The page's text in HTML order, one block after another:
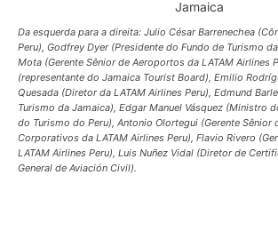
Da esquerda para a direita: Julio César Barrenechea
Peru), Godfrey Dyer (Presidente do Fundo de Turismo
Mota (Gerente Sênior de Aeroportos da LATAM Airlines
(representante do Jamaica Tourist Board), Emilio
Quesada (Diretor da LATAM Airlines Peru), Edmund
Turismo da Jamaica), Edgar Manuel Vásquez (Ministro
do Turismo do Peru), Antonio Olortegui (Gerente Sênior
Corporativos da LATAM Airlines Peru), Flavio Rivero
LATAM Airlines Peru), Luis Nuñez Vidal (Diretor de
General de Aviación Civil).